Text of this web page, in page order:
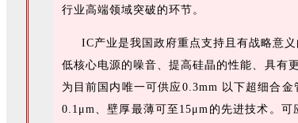
行业高端领域突破的环节。
IC产业是我国政府重点支持且有战略意义
低核心电源的噪音、提高硅晶的性能、具有
为目前国内唯一可供应0.3mm 以下超细合
0.1μm、壁厚最薄可至15μm的先进技术。